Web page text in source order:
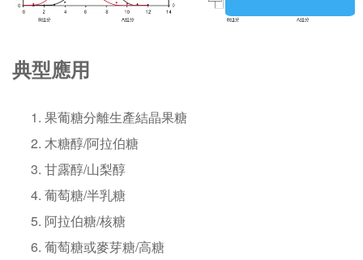
典型應用
果葡糖分離生產結晶果糖
木糖醇/阿拉伯糖
甘露醇/山梨醇
葡萄糖/半乳糖
阿拉伯糖/核糖
葡萄糖或麥芽糖/高糖